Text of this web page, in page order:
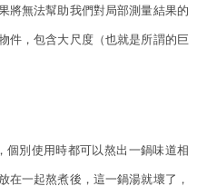
將無法幫助我們對局部測量結果的
件，包含大尺度（也就是所謂的巨
別使用時都可以熬出一鍋味道相
在一起熬煮後，這一鍋湯就壞了，